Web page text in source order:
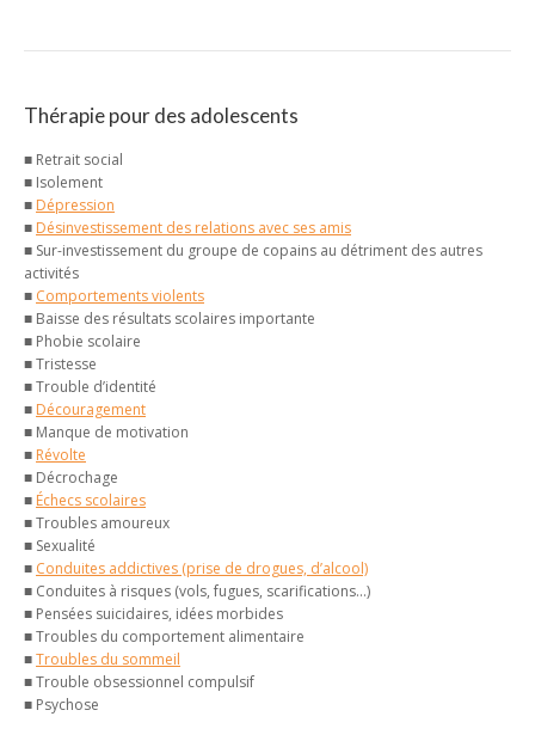
Thérapie pour des adolescents
■ Retrait social
■ Isolement
■ Dépression
■ Désinvestissement des relations avec ses amis
■ Sur-investissement du groupe de copains au détriment des autres
activités
■ Comportements violents
■ Baisse des résultats scolaires importante
■ Phobie scolaire
■ Tristesse
■ Trouble d’identité
■ Découragement
■ Manque de motivation
■ Révolte
■ Décrochage
■ Échecs scolaires
■ Troubles amoureux
■ Sexualité
■ Conduites addictives (prise de drogues, d’alcool)
■ Conduites à risques (vols, fugues, scarifications…)
■ Pensées suicidaires, idées morbides
■ Troubles du comportement alimentaire
■Troubles du sommeil
■ Trouble obsessionnel compulsif
■ Psychose